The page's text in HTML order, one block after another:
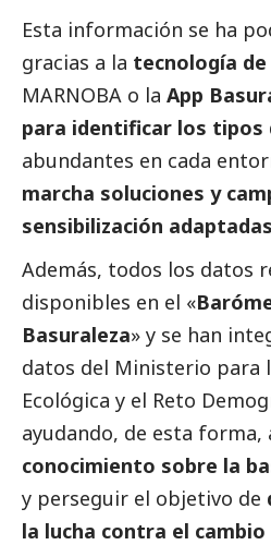
Esta información se ha
gracias a la tecnología de
MARNOBA o la App
para identificar los tipos
abundantes en cada
marcha soluciones y
sensibilización adaptadas
Además, todos los datos
disponibles en el «
Basuraleza» y se han
datos del Ministerio para
Ecológica y el Reto
ayudando, de esta forma,
conocimiento sobre la
y perseguir el objetivo de
la lucha contra el